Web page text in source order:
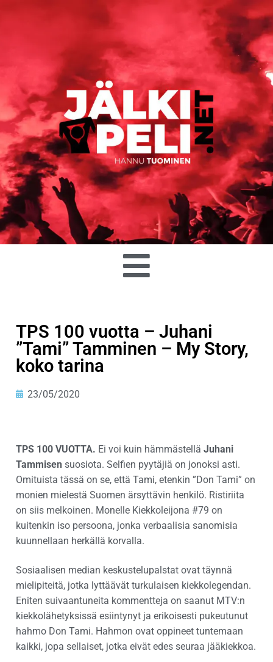
TPS 100 vuotta – Juhani
”Tami” Tamminen – My Story,
koko tarina
23/05/2020
TPS 100 VUOTTA. Ei voi kuin hämmästellä Juhani
Tammisen suosiota. Selfien pyytäjiä on jonoksi asti.
Omituista tässä on se, että Tami, etenkin ”Don Tami” on
monien mielestä Suomen ärsyttävin henkilö. Ristiriita
on siis melkoinen. Monelle Kiekkoleijona #79 on
kuitenkin iso persoona, jonka verbaalisia sanomisia
kuunnellaan herkällä korvalla.
Sosiaalisen median keskustelupalstat ovat täynnä
mielipiteitä, jotka lyttäävät turkulaisen kiekkolegendan.
Eniten suivaantuneita kommentteja on saanut MTV:n
kiekkolähetyksissä esiintynyt ja erikoisesti pukeutunut
hahmo Don Tami. Hahmon ovat oppineet tuntemaan
kaikki, jopa sellaiset, jotka eivät edes seuraa jääkiekkoa.